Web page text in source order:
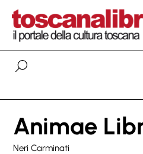
Animae
Neri Carminati